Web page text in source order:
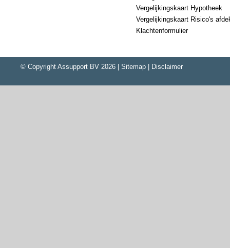
Vergelijkingskaart Hypotheek
Vergelijkingskaart Risico's
Klachtenformulier
© Copyright Assupport BV 2026 | Sitemap Disclaimer